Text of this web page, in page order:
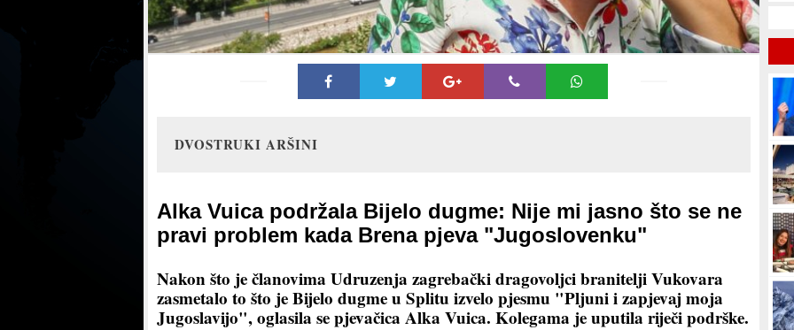
DVOSTRUKI ARŠINI
Alka Vuica podržala Bijelo dugme: Nije mi jasno što se ne
pravi problem kada Brena pjeva "Jugoslovenku"
Nakon što je članovima Udruzenja zagrebački dragovoljci branitelji Vukovara
zasmetalo to što je Bijelo dugme u Splitu izvelo pjesmu "Pljuni i zapjevaj moja
Jugoslavijo", oglasila se pjevačica Alka Vuica. Kolegama je uputila riječi podrške.